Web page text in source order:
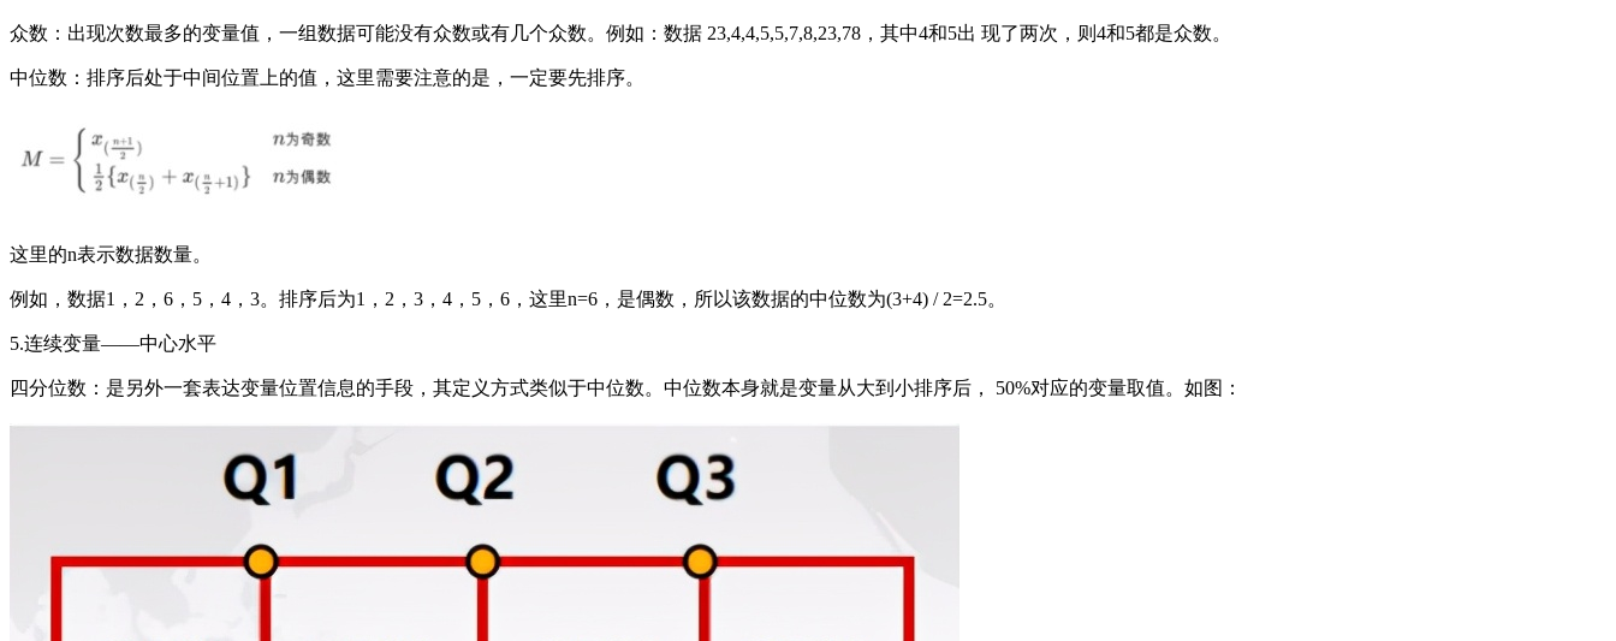
众数：出现次数最多的变量值，一组数据可能没有众数或有几个众数。例如：数据 23,4,4,5,5,7,8,23,78，其中4和5出 现了两次，则4和5都是众数。
中位数：排序后处于中间位置上的值，这里需要注意的是，一定要先排序。
这里的n表示数据数量。
例如，数据1，2，6，5，4，3。排序后为1，2，3，4，5，6，这里n=6，是偶数，所以该数据的中位数为(3+4) / 2=2.5。
5.连续变量——中心水平
四分位数：是另外一套表达变量位置信息的手段，其定义方式类似于中位数。中位数本身就是变量从大到小排序后， 50%对应的变量取值。如图：